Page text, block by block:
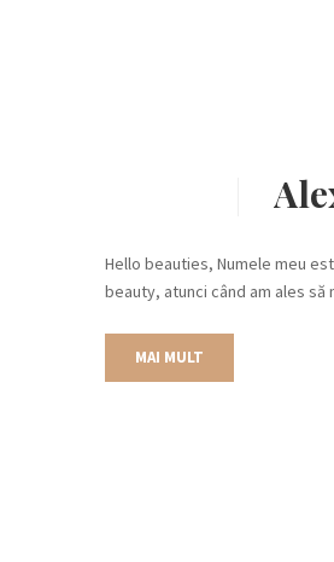
Hello beauties, Numele meu
beauty, atunci când am ales
MAI MULT